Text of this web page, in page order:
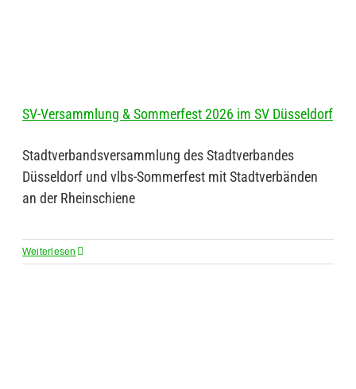
SV-Versammlung & Sommerfest 2026 im SV Düsseldorf
Stadtverbandsversammlung des Stadtverbandes
Düsseldorf und vlbs-Sommerfest mit Stadtverbänden
an der Rheinschiene
Weiterlesen